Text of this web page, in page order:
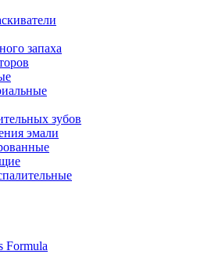
запаха
зубов
эмали
Formula